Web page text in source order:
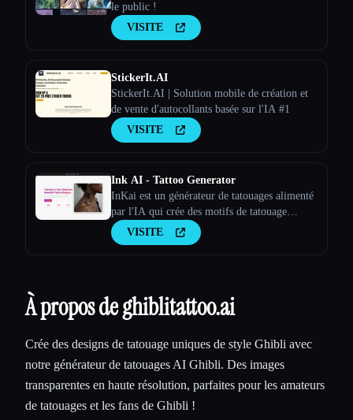
le public !
VISITE
StickerIt.AI
StickerIt.AI | Solution mobile de création et
de vente d'autocollants basée sur l'IA #1
VISITE
Ink AI - Tattoo Generator
InKai est un générateur de tatouages alimenté
par l'IA qui crée des motifs de tatouage
personnalisés en fonction des saisies de
l'utilisateur.
VISITE
À propos de ghiblitattoo.ai
Crée des designs de tatouage uniques de style Ghibli avec
notre générateur de tatouages AI Ghibli. Des images
transparentes en haute résolution, parfaites pour les amateurs
de tatouages et les fans de Ghibli !